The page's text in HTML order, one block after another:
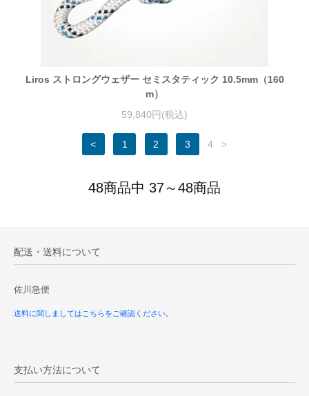
Liros ストロングウェザー セミスタティック 10.5mm（160
m）
59,840円(税込)
< 1 2 3 4 >
48商品中 37～48商品
配送・送料について
佐川急便
送料に関しましてはこちらをご確認ください。
支払い方法について